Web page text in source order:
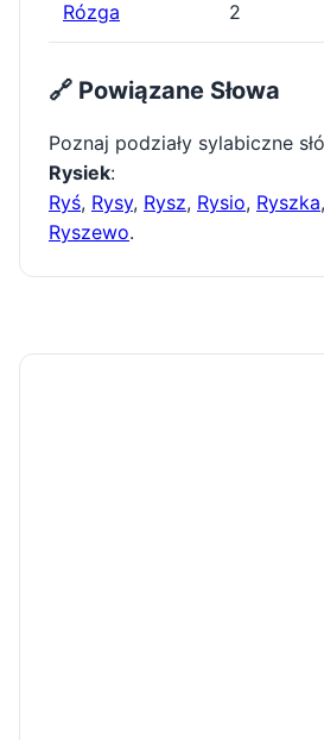
Rózga 2
🔗 Powiązane Słowa
Poznaj podziały sylabiczne
Rysiek:
Ryś, Rysy, Rysz, Rysio, Ryszka,
Ryszewo.